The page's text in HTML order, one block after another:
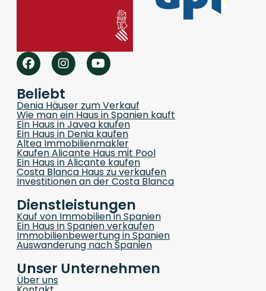
Beliebt
Denia Häuser zum Verkauf
Wie man ein Haus in Spanien kauft
Ein Haus in Javea kaufen
Ein Haus in Denia kaufen
Altea Immobilienmakler
Kaufen Alicante Haus mit Pool
Ein Haus in Alicante kaufen
Costa Blanca Haus zu verkaufen
Investitionen an der Costa Blanca
Dienstleistungen
Kauf von Immobilien in Spanien
Ein Haus in Spanien verkaufen
Immobilienbewertung in Spanien
Auswanderung nach Spanien
Unser Unternehmen
Über uns